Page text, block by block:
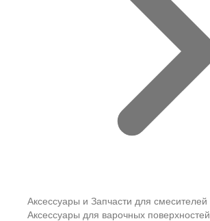
Аксессуары и Запчасти для смесителей
Аксессуары для варочных поверхностей